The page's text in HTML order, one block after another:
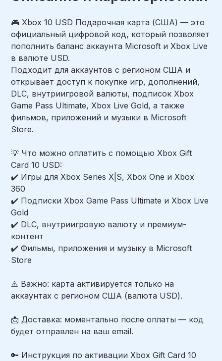
🎮 Xbox 10 USD Подарочная карта (США) — это
официальный цифровой код, который позволяет
пополнить баланс аккаунта Microsoft и Xbox Live
в валюте USD.
Подходит для аккаунтов с регионом США и
открывает доступ к покупке игр, дополнений,
DLC, внутриигровой валюты, подписок Xbox
Game Pass Ultimate, Xbox Live Gold, а также
фильмов, приложений и музыки в Microsoft
Store.
💡 Что можно оплатить с помощью Xbox Gift
Card 10 USD:
✔️ Игры для Xbox Series X|S, Xbox One и Xbox
360
✔️ Подписки Xbox Game Pass Ultimate и Xbox Live
Gold
✔️ DLC, внутриигровую валюту и премиум-
контент
✔️ Фильмы, приложения и музыку в Microsoft
Store
⚠️ Важно: карта активируется только на
аккаунтах с регионом США (валюта USD).
📩 Доставка: моментально после оплаты — код
будет отправлен на ваш email.
🔑 Инструкция по активации Xbox Gift Card 10